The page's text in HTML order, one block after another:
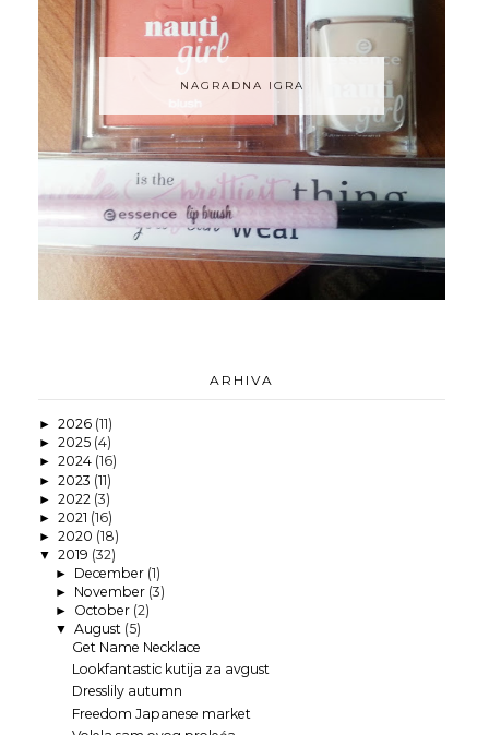
NAGRADNA IGRA
ARHIVA
► 2026 (11)
► 2025 (4)
► 2024 (16)
► 2023 (11)
► 2022 (3)
► 2021 (16)
► 2020 (18)
▼ 2019 (32)
► December (1)
► November (3)
► October (2)
▼ August (5)
Get Name Necklace
Lookfantastic kutija za avgust
Dresslily autumn
Freedom Japanese market